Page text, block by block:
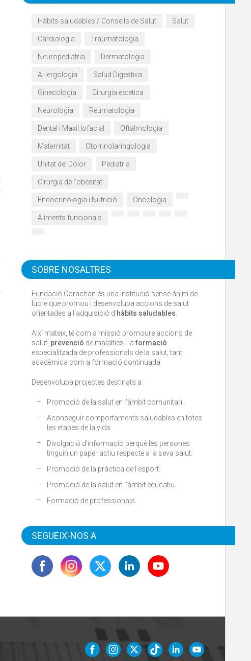
Hàbits saludables / Consells de Salut Salut
Cardiologia Traumatologia
Neuropediatria Dermatologia
Al·lergologia Salud Digestiva
Ginecologia Cirurgia estètica
Neurologia Reumatologia
Dental i Maxil·lofacial Oftalmologia
Maternitat Otorrinolaringologia
Unitat del Dolor Pediatria
Cirurgia de l'obesitat
Endocrinologia i Nutrició Oncologia
Aliments funcionals
SOBRE NOSALTRES
Fundació Corachan és una institució sense ànim de
lucre que promou i desenvolupa accions de salut
orientades a l'adquisició d'hàbits saludables
Així mateix, té com a missió promoure accions de
salut, prevenció de malalties i la formació
especialitzada de professionals de la salut, tant
acadèmica com a formació continuada.
Desenvolupa projectes destinats a:
Promoció de la salut en l'àmbit comunitari.
Aconseguir comportaments saludables en totes
les etapes de la vida.
Divulgació d'informació perquè les persones
tinguin un paper actiu respecte a la seva salut.
Promoció de la pràctica de l'esport.
Promoció de la salut en l'àmbit educatiu.
Formació de professionals.
SEGUEIX-NOS A